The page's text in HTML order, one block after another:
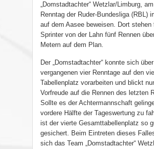
„Domstadtachter“ Wetzlar/Limburg,
Renntag der Ruder-Bundesliga (RBL)
auf dem Aasee beweisen. Dort stehen
Sprinter von der Lahn fünf Rennen
Metern auf dem Plan.
Der „Domstadtachter“ konnte sich
vergangenen vier Renntage auf den
Tabellenplatz vorarbeiten und blickt
Vorfreude auf die Rennen des letzten
Sollte es der Achtermannschaft
vordere Hälfte der Tageswertung zu
ist der vierte Gesamttabellenplatz so
gesichert. Beim Eintreten dieses
sich das Team „Domstadtachter“